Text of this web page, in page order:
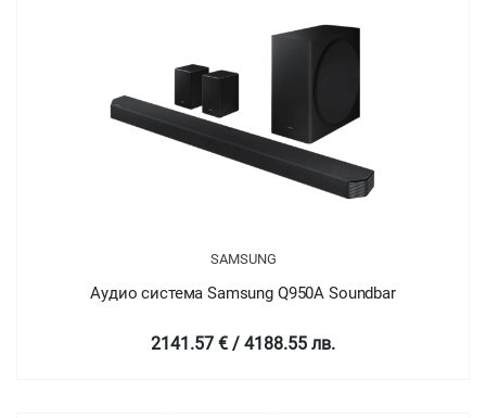
SAMSUNG
Аудио система Samsung Q950A Soundbar
2141.57 € / 4188.55 лв.